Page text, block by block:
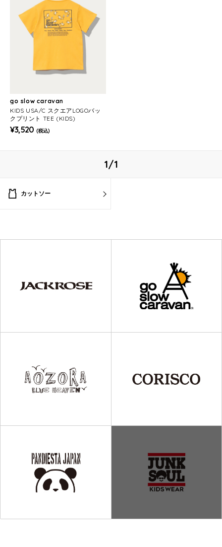
go slow caravan
KIDS USA/C スクエアLOGOバッ
クプリント TEE (KIDS)
¥3,520 (税込)
1/1
カットソー